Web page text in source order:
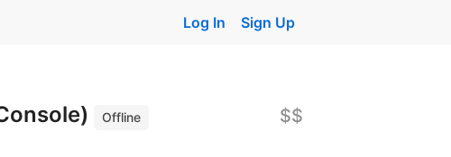
Log In Sign Up
Offline
$$